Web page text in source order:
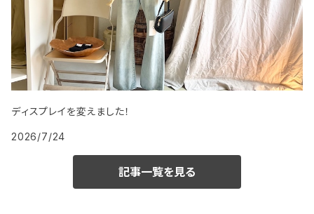
ディスプレイを変えました！
2026/7/24
記事一覧を見る